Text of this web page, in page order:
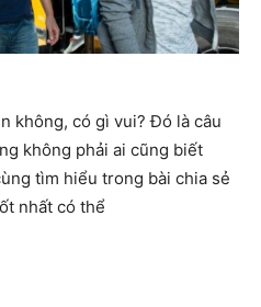
không, có gì vui? Đó là câu
không phải ai cũng biết
tìm hiểu trong bài chia sẻ
nhất có thể